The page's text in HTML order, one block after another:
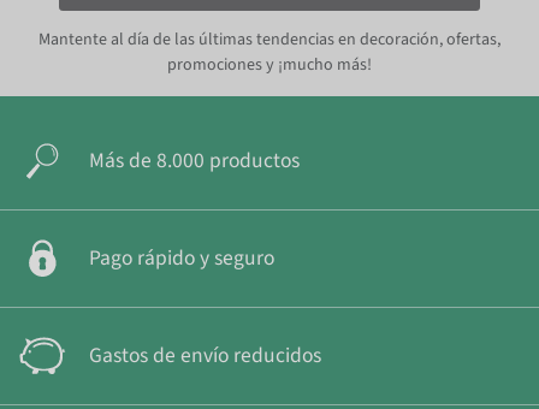
Mantente al día de las últimas tendencias en decoración, ofertas,
promociones y ¡mucho más!
Más de 8.000 productos
Pago rápido y seguro
Gastos de envío reducidos